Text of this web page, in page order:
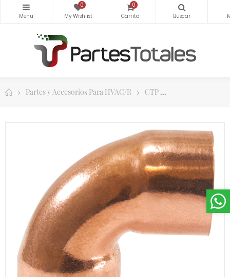
0 0
Partes y Accesorios Para HVAC/R CTP